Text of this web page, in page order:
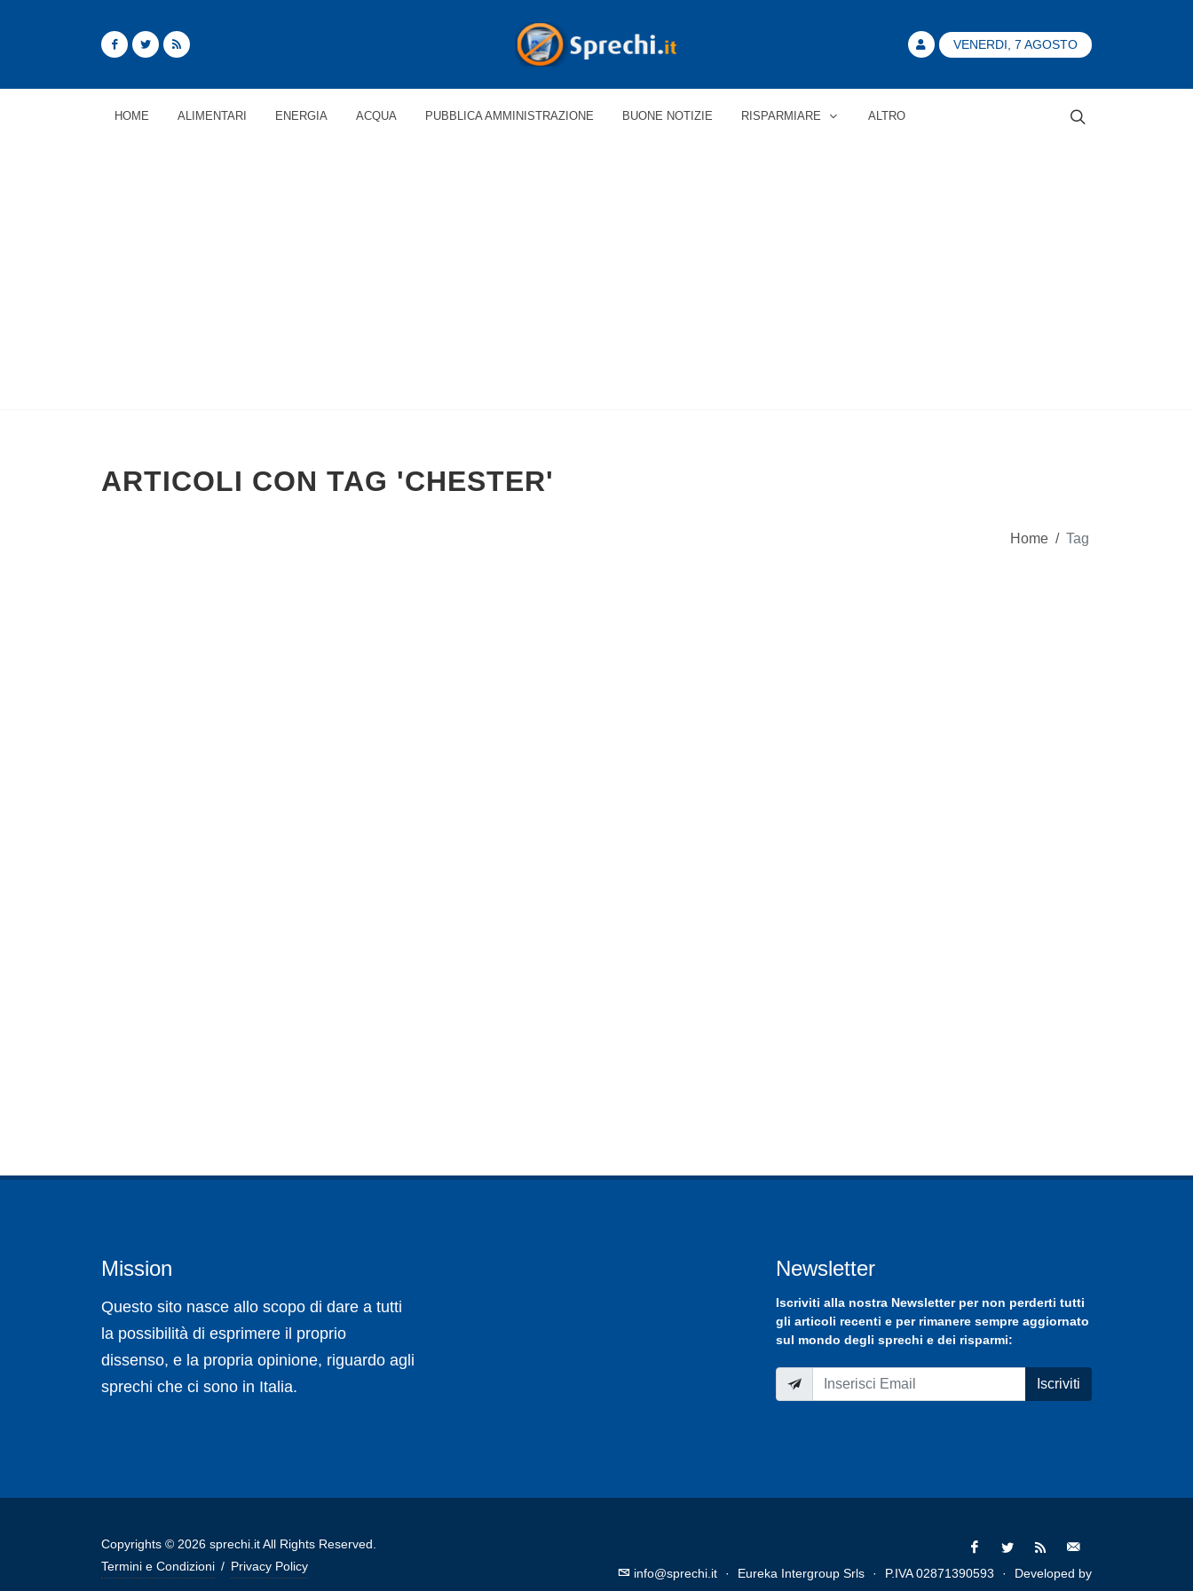
VENERDI, 7 AGOSTO
HOME ALIMENTARI ENERGIA ACQUA PUBBLICA AMMINISTRAZIONE BUONE NOTIZIE RISPARMIARE ALTRO
ARTICOLI CON TAG 'CHESTER'
Home / Tag
Mission
Questo sito nasce allo scopo di dare a tutti
la possibilità di esprimere il proprio
dissenso, e la propria opinione, riguardo agli
sprechi che ci sono in Italia.
Newsletter
Iscriviti alla nostra Newsletterper non perderti tutti
gli articoli recenti e per rimanere sempre aggiornato
sul mondo degli sprechi e dei risparmi:
Iscriviti
Copyrights © 2026 sprechi.it All Rights Reserved.
Termini e Condizioni / Privacy Policy info@sprechi.it · Eureka Intergroup Srls · P.IVA 02871390593 ·
Developed by